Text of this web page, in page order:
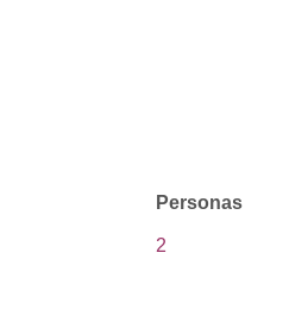
Personas
2